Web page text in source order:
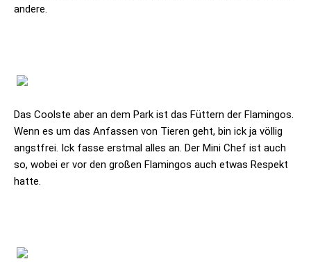
andere.
Das Coolste aber an dem Park ist das Füttern der Flamingos.
Wenn es um das Anfassen von Tieren geht, bin ick ja völlig
angstfrei. Ick fasse erstmal alles an. Der Mini Chef ist auch
so, wobei er vor den großen Flamingos auch etwas Respekt
hatte.